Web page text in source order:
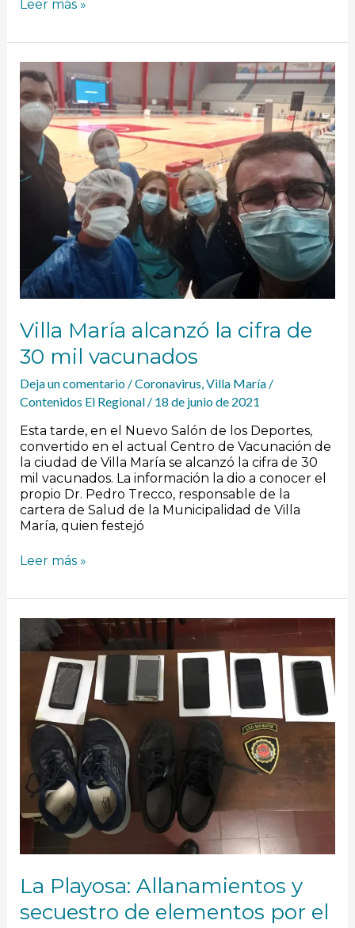
Leer más »
Villa María alcanzó la cifra de
30 mil vacunados
Deja un comentario /Coronavirus,Villa María/
Contenidos El Regional / 18 de junio de 2021
Esta tarde, en el Nuevo Salón de los Deportes,
convertido en el actual Centro de Vacunación de
la ciudad de Villa María se alcanzó la cifra de 30
mil vacunados. La información la dio a conocer el
propio Dr. Pedro Trecco, responsable de la
cartera de Salud de la Municipalidad de Villa
María, quien festejó
Villa
María
alcanzó
la
cifra
de
mil
vacunados
Leer más »
La Playosa: Allanamientos y
secuestro de elementos por el
Playosa:
Allanamientos
secuestro
de
elementos
robo
en
Sociedad
Italiana